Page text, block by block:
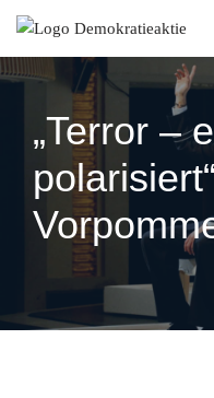
Zum
Inhalt
springen
„Terror –